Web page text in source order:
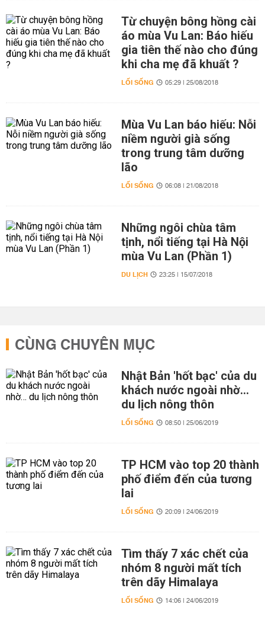
Từ chuyện bông hồng cài
áo mùa Vu Lan: Báo hiếu
gia tiên thế nào cho đúng
khi cha mẹ đã khuất ?
LỐI SỐNG 05:29 | 25/08/2018
Mùa Vu Lan báo hiếu: Nỗi
niềm người già sống
trong trung tâm dưỡng
lão
LỐI SỐNG 06:08 | 21/08/2018
Những ngôi chùa tâm
tịnh, nổi tiếng tại Hà Nội
mùa Vu Lan (Phần 1)
DU LỊCH 23:25 | 15/07/2018
CÙNG CHUYÊN MỤC
Nhật Bản 'hốt bạc' của du
khách nước ngoài nhờ…
du lịch nông thôn
LỐI SỐNG 08:50 | 25/06/2019
TP HCM vào top 20 thành
phố điểm đến của tương
lai
LỐI SỐNG 20:09 | 24/06/2019
Tìm thấy 7 xác chết của
nhóm 8 người mất tích
trên dãy Himalaya
LỐI SỐNG 14:06 | 24/06/2019